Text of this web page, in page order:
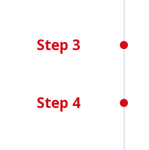
Step 3
Step 4